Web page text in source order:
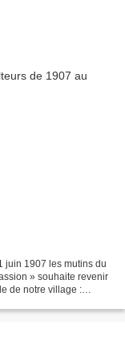
juin 1907 les mutins du
» souhaite revenir
de notre village :